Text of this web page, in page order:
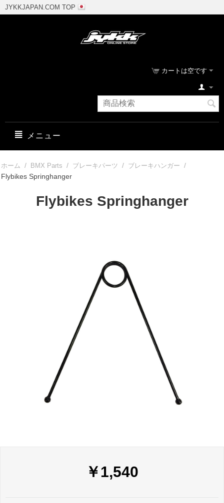
JYKKJAPAN.COM TOP
カートは空です
メニュー
ホーム / BMX Parts / ブレーキパーツ / ブレーキハンガー /
Flybikes Springhanger
Flybikes Springhanger
￥1,540